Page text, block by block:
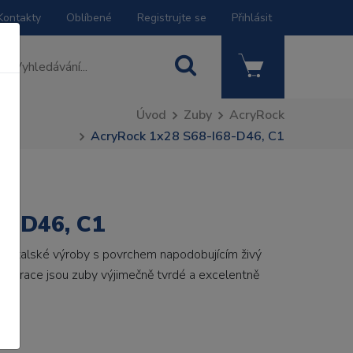
Oblíbené Registrujte se Přihlásit
Úvod Zuby
AcryRock
AcryRock 1x28 S68-I68-D46, C1
D46, C1
italské výroby s povrchem napodobujícím živý
jsou zuby výjimečně tvrdé a excelentně